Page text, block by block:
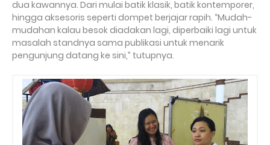
dua kawannya. Dari mulai batik klasik, batik kontemporer,
hingga aksesoris seperti dompet berjajar rapih. “Mudah-
mudahan kalau besok diadakan lagi, diperbaiki lagi untuk
masalah standnya sama publikasi untuk menarik
pengunjung datang ke sini,” tutupnya.